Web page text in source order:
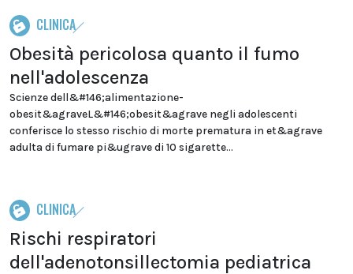
CLINICA
Obesità pericolosa quanto il fumo
nell'adolescenza
Scienze dell&#146;alimentazione-
obesit&agraveL&#146;obesit&agrave negli adolescenti
conferisce lo stesso rischio di morte prematura in et&agrave
adulta di fumare pi&ugrave di 10 sigarette...
CLINICA
Rischi respiratori
dell'adenotonsillectomia pediatrica